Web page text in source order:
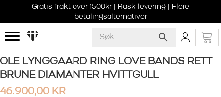
Gratis frakt over 1500kr | Rask levering | Flere
betalingsalternativer
OLE LYNGGAARD RING LOVE BANDS RETT
BRUNE DIAMANTER HVITTGULL
46.900,00 KR